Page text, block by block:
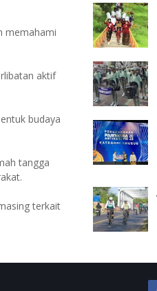
memahami
aktif
budaya
tangga
terkait